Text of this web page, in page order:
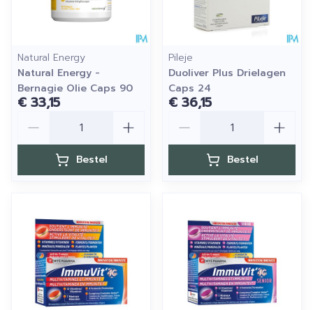
Natural Energy
Natural Energy -
Bernagie Olie Caps 90
€ 33,15
Bestel
Pileje
Duoliver Plus Drielagen
Caps 24
€ 36,15
Bestel